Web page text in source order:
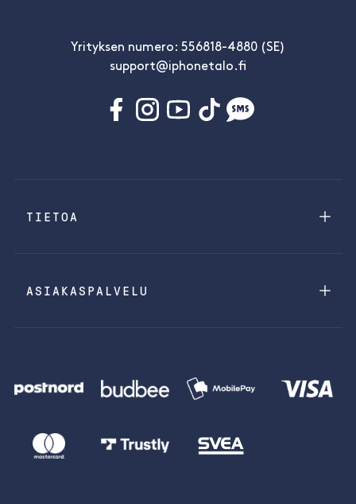
Yrityksen numero: 556818-4880 (SE)
support@iphonetalo.fi
TIETOA
ASIAKASPALVELU